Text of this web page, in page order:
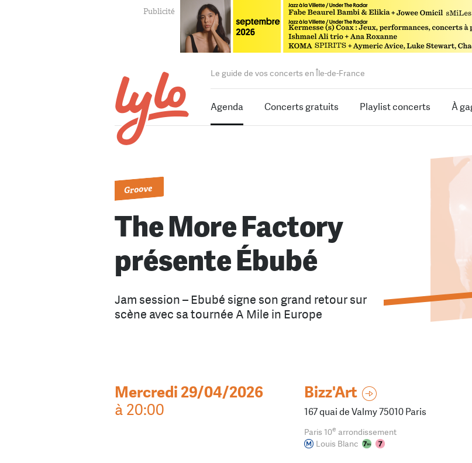
Le guide de vos concerts en Île-de-France
Agenda Concerts gratuits Playlist concerts À
Groove
The More Factory
présente Ébubé
Jam session – Ebubé signe son grand retour sur
scène avec sa tournée A Mile in Europe
Mercredi 29/04/2026
à 20:00
Bizz'Art
167 quai de Valmy 75010 Paris
Paris 10e arrondissement
Louis Blanc